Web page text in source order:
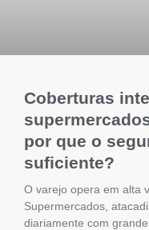
Coberturas
por que o
suficiente?
O varejo opera em alta
Supermercados,
diariamente com